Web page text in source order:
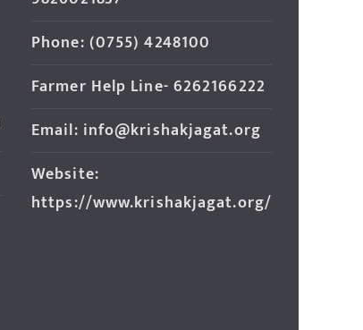
Phone: (0755) 4248100
Farmer Help Line- 6262166222
Email: info@krishakjagat.org
Website:
https://www.krishakjagat.org/